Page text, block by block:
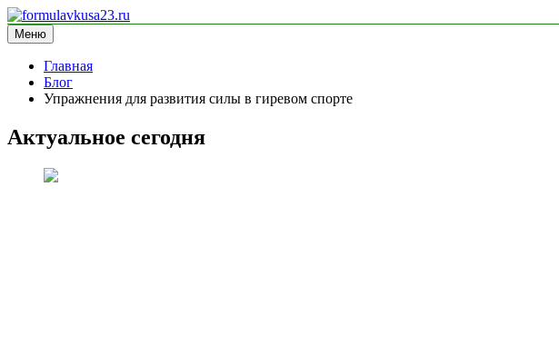
Перейти
к
содержимому
formulavkusa23.ru
блог про спорт
Меню
Главная
Блог
Упражнения для развития силы в гиревом спорте
Актуальное сегодня